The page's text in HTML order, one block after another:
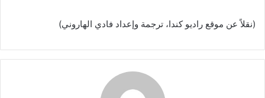
(نقلاً عن موقع راديو كندا، ترجمة وإعداد فادي الهاروني)